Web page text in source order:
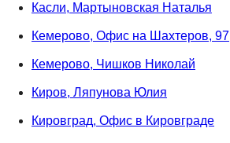
Касли, Мартыновская Наталья
Кемерово, Офис на Шахтеров, 97
Кемерово, Чишков Николай
Киров, Ляпунова Юлия
Кировград, Офис в Кировграде